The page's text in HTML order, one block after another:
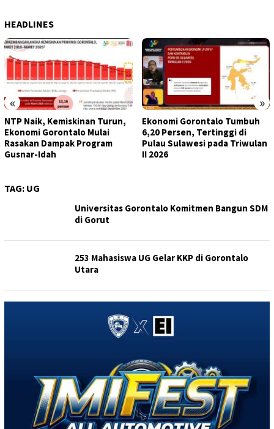
HEADLINES
« »
NTP Naik, Kemiskinan Turun,
Ekonomi Gorontalo Mulai
Rasakan Dampak Program
Gusnar-Idah
Ekonomi Gorontalo Tumbuh
6,20 Persen, Tertinggi di
Pulau Sulawesi pada Triwulan
II 2026
TAG: UG
Universitas Gorontalo Komitmen Bangun SDM
di Gorut
253 Mahasiswa UG Gelar KKP di Gorontalo
Utara